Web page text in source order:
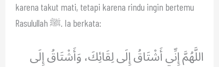
karena takut mati, tetapi karena rindu ingin bertemu
Rasulullah ﷺ. Ia berkata:
اللَّهُمَّ إِنِّي أَشْتَاقُ إِلَى لِقَائِكَ، وَأَشْتَاقُ إِلَى